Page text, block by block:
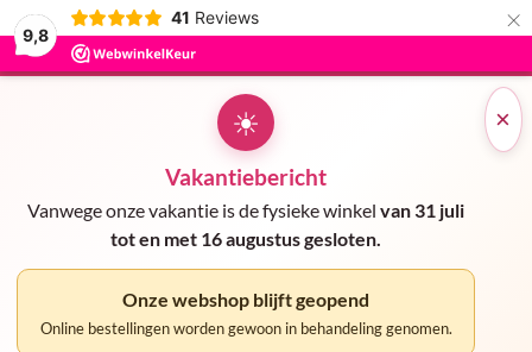
9,8
41 Reviews ×
×
☀
Vakantiebericht
Vanwege onze vakantie is de fysieke winkel van 31 juli
tot en met 16 augustus gesloten.
Onze webshop blijft geopend
Online bestellingen worden gewoon in behandeling genomen.